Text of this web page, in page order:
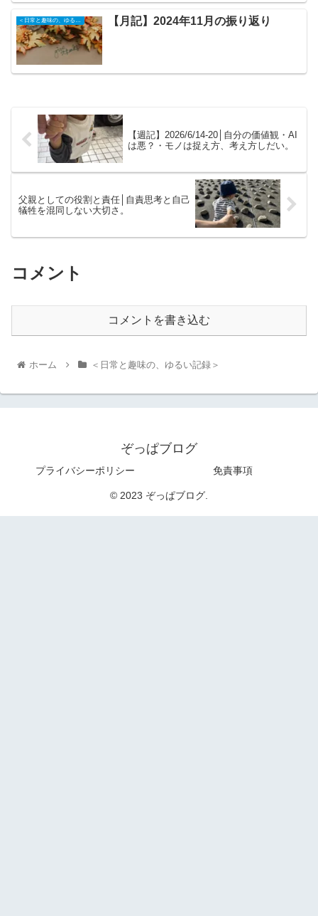
【月記】2024年11月の振り返り
【週記】2026/6/14-20│自分の価値観・AI
は悪？・モノは捉え方、考え方しだい。
父親としての役割と責任│自責思考と自己
犠牲を混同しない大切さ。
コメント
コメントを書き込む
ホーム ＜日常と趣味の、ゆるい記録＞
ぞっぱブログ
プライバシーポリシー 免責事項
© 2023 ぞっぱブログ.